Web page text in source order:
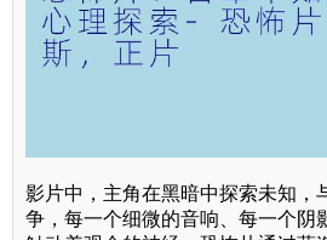
影片中，主角在黑暗中探索未知，
争，每一个细微的音响、每一个阴